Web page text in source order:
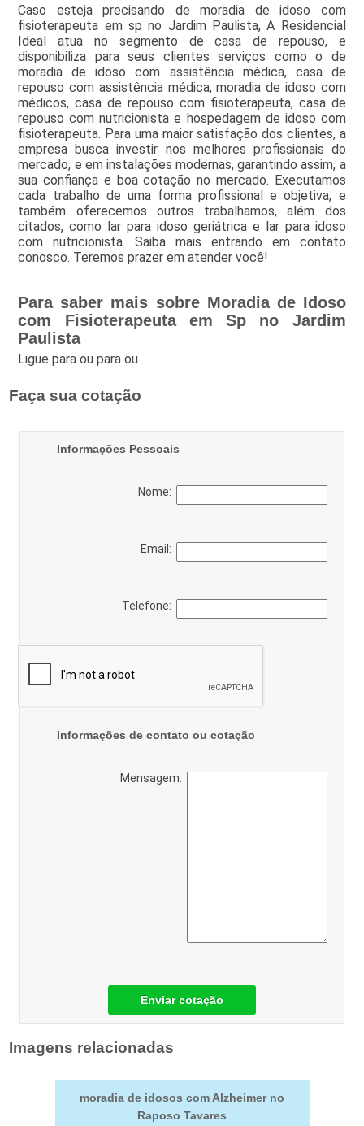
Caso esteja precisando de moradia de idoso com
fisioterapeuta em sp no Jardim Paulista, A Residencial
Ideal atua no segmento de casa de repouso, e
disponibiliza para seus clientes serviços como o de
moradia de idoso com assistência médica, casa de
repouso com assistência médica, moradia de idoso com
médicos, casa de repouso com fisioterapeuta, casa de
repouso com nutricionista e hospedagem de idoso com
fisioterapeuta. Para uma maior satisfação dos clientes, a
empresa busca investir nos melhores profissionais do
mercado, e em instalações modernas, garantindo assim, a
sua confiança e boa cotação no mercado. Executamos
cada trabalho de uma forma profissional e objetiva, e
também oferecemos outros trabalhamos, além dos
citados, como lar para idoso geriátrica e lar para idoso
com nutricionista. Saiba mais entrando em contato
conosco. Teremos prazer em atender você!
Para saber mais sobre Moradia de Idoso
com Fisioterapeuta em Sp no Jardim
Paulista
Ligue paraou paraou
Faça sua cotação
Informações Pessoais
Nome:
Email:
Telefone:
Informações de contato ou cotação
Mensagem:
Enviar cotação
Imagens relacionadas
moradia de idosos com Alzheimer no
Raposo Tavares